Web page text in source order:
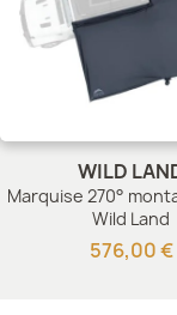
WILD
Marquise 270°
Wild Land
576,00 €